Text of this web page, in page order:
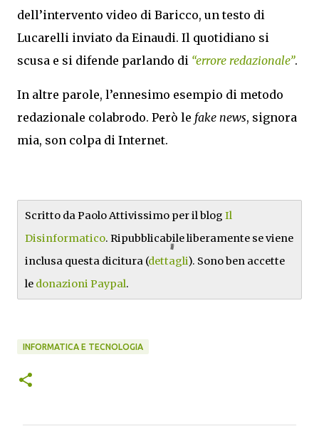
dell’intervento video di Baricco, un testo di
Lucarelli inviato da Einaudi. Il quotidiano si
scusa e si difende parlando di “errore redazionale”.
In altre parole, l’ennesimo esempio di metodo
redazionale colabrodo. Però le fake news, signora
mia, son colpa di Internet.
Scritto da Paolo Attivissimo per il blog Il
Disinformatico. Ripubblicabile liberamente se viene
inclusa questa dicitura (dettagli). Sono ben accette
le donazioni Paypal.
INFORMATICA E TECNOLOGIA